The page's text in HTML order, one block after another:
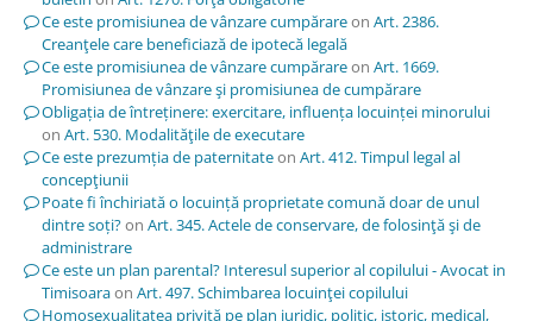
Ce este promisiunea de vânzare cumpărareon Art. 2386.
Creanţele care beneficiază de ipotecă legală
Ce este promisiunea de vânzare cumpărareon Art. 1669.
Promisiunea de vânzare şi promisiunea de cumpărare
Obligația de întreținere: exercitare, influența locuinței minorului
on Art. 530. Modalităţile de executare
Ce este prezumția de paternitateon Art. 412. Timpul legal al
concepţiunii
Poate fi închiriată o locuință proprietate comună doar de unul
dintre soți?on Art. 345. Actele de conservare, de folosinţă şi de
administrare
Ce este un plan parental? Interesul superior al copilului - Avocat in
Timisoaraon Art. 497. Schimbarea locuinţei copilului
Homosexualitatea privită pe plan juridic, politic, istoric, medical,